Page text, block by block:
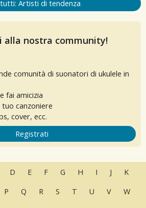
Artisti di tendenza
nostra community!
comunità di suonatori di ukulele in
fai amicizia
tuo canzoniere
cover, ecc.
Registrati
D E F G H I J
K
P Q R S T U V
W